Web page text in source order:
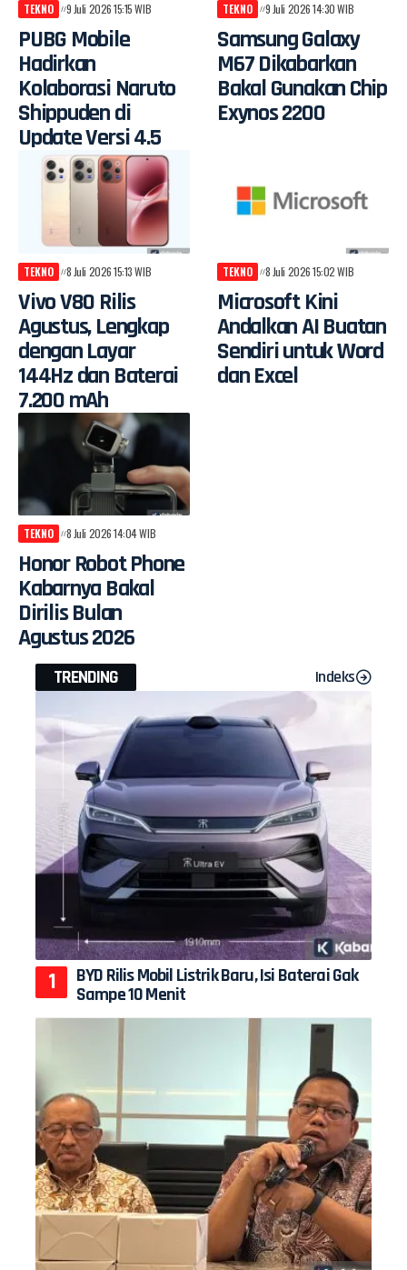
TEKNO 9 Juli 2026 15:15 WIB
PUBG Mobile
Hadirkan
Kolaborasi Naruto
Shippuden di
Update Versi 4.5
TEKNO 9 Juli 2026 14:30 WIB
Samsung Galaxy
M67 Dikabarkan
Bakal Gunakan Chip
Exynos 2200
TEKNO 8 Juli 2026 15:13 WIB
Vivo V80 Rilis
Agustus, Lengkap
dengan Layar
144Hz dan Baterai
7.200 mAh
TEKNO 8 Juli 2026 15:02 WIB
Microsoft Kini
Andalkan AI Buatan
Sendiri untuk Word
dan Excel
TEKNO 8 Juli 2026 14:04 WIB
Honor Robot Phone
Kabarnya Bakal
Dirilis Bulan
Agustus 2026
TRENDING Indeks
BYD Rilis Mobil Listrik Baru, Isi Baterai Gak
Sampe 10 Menit